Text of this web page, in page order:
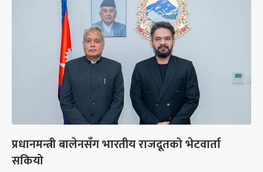
प्रधानमन्त्री बालेनसँग भारतीय राजदूतको भेटवार्ता
सकियो